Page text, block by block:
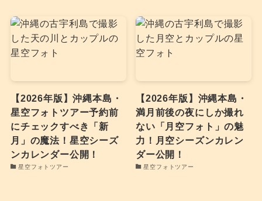
【2026年版】沖縄本島・
星空フォトツアー予約前
にチェックすべき「新
月」の魔法！星空シーズ
ンカレンダー公開！
星空フォトツアー
【2026年版】沖縄本島・
満月前後の夜にしか撮れ
ない「月空フォト」の魅
力！月空シーズンカレン
ダー公開！
星空フォトツアー